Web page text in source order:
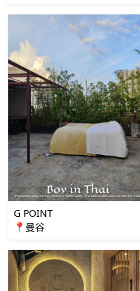
G POINT
📍曼谷